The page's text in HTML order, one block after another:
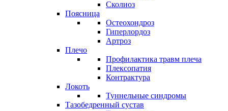
Сколиоз
Поясница
Остеохондроз
Гиперлордоз
Артроз
Плечо
Профилактика травм плеча
Плексопатия
Контрактура
Локоть
Туннельные синдромы
Тазобедренный сустав